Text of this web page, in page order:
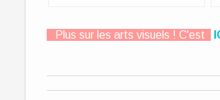
Plus sur les arts visuels ! C'est